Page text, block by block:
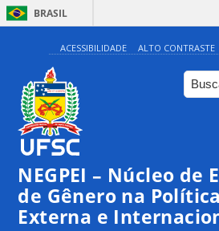
BRASIL
ACESSIBILIDADE ALTO CONTRASTE
NEGPEI – Núcleo de
de Gênero na Política
Externa e